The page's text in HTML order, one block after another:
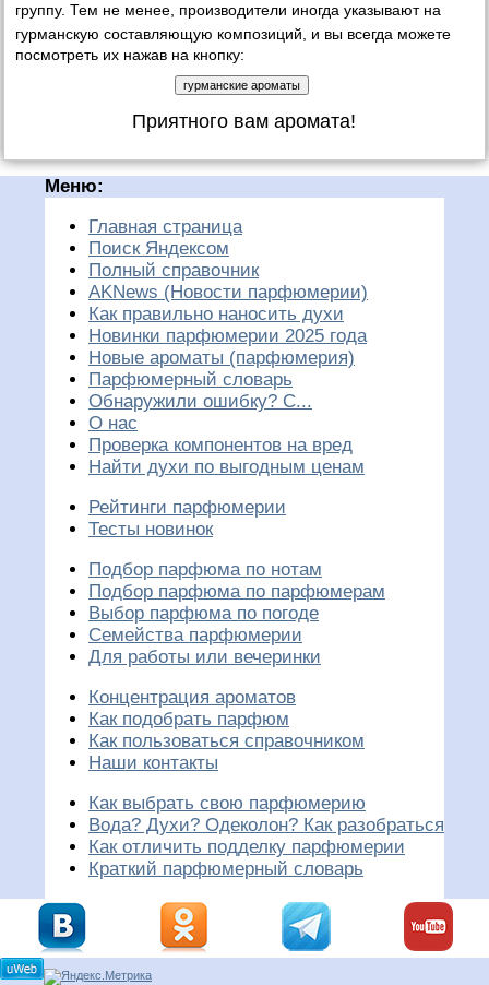
группу. Тем не менее, производители иногда указывают на
гурманскую составляющую композиций, и вы всегда можете
посмотреть их нажав на кнопку:
Приятного вам аромата!
Меню:
Главная страница
Поиск Яндексом
Полный справочник
AKNews (Новости парфюмерии)
Как правильно наносить духи
Новинки парфюмерии 2025 года
Новые ароматы (парфюмерия)
Парфюмерный словарь
Обнаружили ошибку? С...
О нас
Проверка компонентов на вред
Найти духи по выгодным ценам
Рейтинги парфюмерии
Тесты новинок
Подбор парфюма по нотам
Подбор парфюма по парфюмерам
Выбор парфюма по погоде
Семейства парфюмерии
Для работы или вечеринки
Концентрация ароматов
Как подобрать парфюм
Как пользоваться справочником
Наши контакты
Как выбрать свою парфюмерию
Вода? Духи? Одеколон? Как разобраться
Как отличить подделку парфюмерии
Краткий парфюмерный словарь